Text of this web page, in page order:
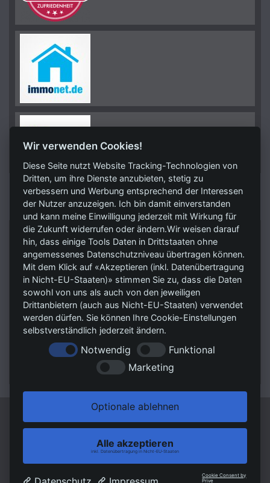
Wir verwenden Cookies!
Diese Seite nutzt Website Tracking-Technologien von
Dritten, um ihre Dienste anzubieten, stetig zu
verbessern und Werbung entsprechend der Interessen
der Nutzer anzuzeigen. Ich bin damit einverstanden
und kann meine Einwilligung jederzeit mit Wirkung für
die Zukunft widerrufen oder ändern.Wir weisen darauf
hin, dass einige Tools Daten in Drittstaaten ohne
angemessenes Datenschutzniveau übertragen können.
Mit dem Klick auf «Akzeptieren (inkl. Datenübertragung
in Nicht-EU-Staaten)» stimmen Sie zu, dass die Daten
sowohl von uns als auch von den jeweiligen
Drittanbietern (auch aus Nicht-EU-Staaten) verwendet
werden dürfen. Sie können Ihre Cookie-Einstellungen
selbstverständlich jederzeit ändern.
Notwendig
Funktional
Marketing
Optionale ablehnen
Alle akzeptieren
inkl. Datenübertragung in Nicht-EU-Staaten
Cookie Consent by
Prive
KONTAKT
RSV Unternehmensmanagement GmbH
Trittauer Straße 7
22946 Großensee
Tel.:04154 - 898 11 11
Fax:04154 - 898 11 19
E-Mail 1: Kaufanfragen@rsvag.de
E-Mail 2: Mietanfragen@rsvag.de
www.RSVImmobilien.de
© RSV Unternehmensmanagement GmbH
Powered by Immonia GmbH
AGB Datenschutz